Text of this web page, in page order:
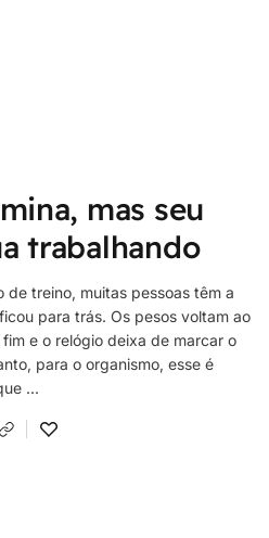
mas seu
trabalhando
de treino, muitas pessoas têm a
para trás. Os pesos voltam ao
e o relógio deixa de marcar o
para o organismo, esse é
...